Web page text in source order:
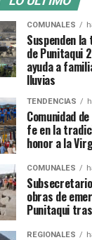
COMUNALES
Suspenden
de Punitaqui
ayuda a
lluvias
TENDENCIAS
Comunidad
fe en la
honor a la
COMUNALES
obras de
Punitaqui
REGIONALES